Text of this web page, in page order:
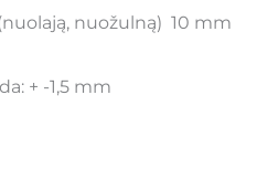
nuožulną) 10 mm
+ -1,5 mm